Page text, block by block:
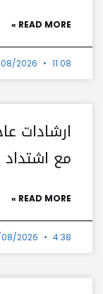
READ MORE »
2026 11:08 ص
ارشادات
مع
READ MORE »
08/2026 4:38 م